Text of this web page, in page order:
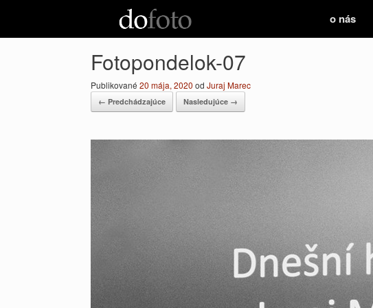
o nás
Fotopondelok-07
Publikované 20 mája, 2020 od Juraj Marec
← Predchádzajúce Nasledujúce →